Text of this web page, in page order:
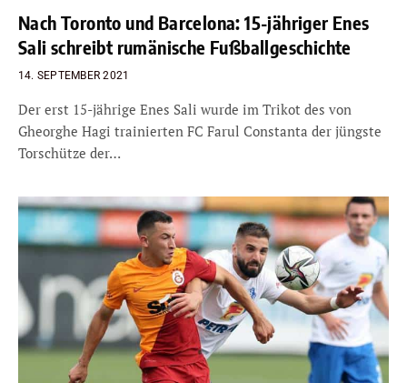
Nach Toronto und Barcelona: 15-jähriger Enes
Sali schreibt rumänische Fußballgeschichte
14. SEPTEMBER 2021
Der erst 15-jährige Enes Sali wurde im Trikot des von
Gheorghe Hagi trainierten FC Farul Constanta der jüngste
Torschütze der…